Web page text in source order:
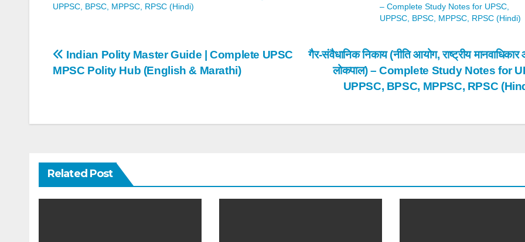
UPPSC, BPSC, MPPSC, RPSC (Hindi)
– Complete Study Notes for UPSC,
UPPSC, BPSC, MPPSC, RPSC (Hindi)
Post
navigation
गैर-संवैधानिक निकाय (नीति आयोग, राष्ट्रीय
लोकपाल) – Complete Study Notes for
UPPSC, BPSC, MPPSC, RPSC
Indian Polity Master Guide | Complete UPSC
MPSC Polity Hub (English & Marathi)
Related Post